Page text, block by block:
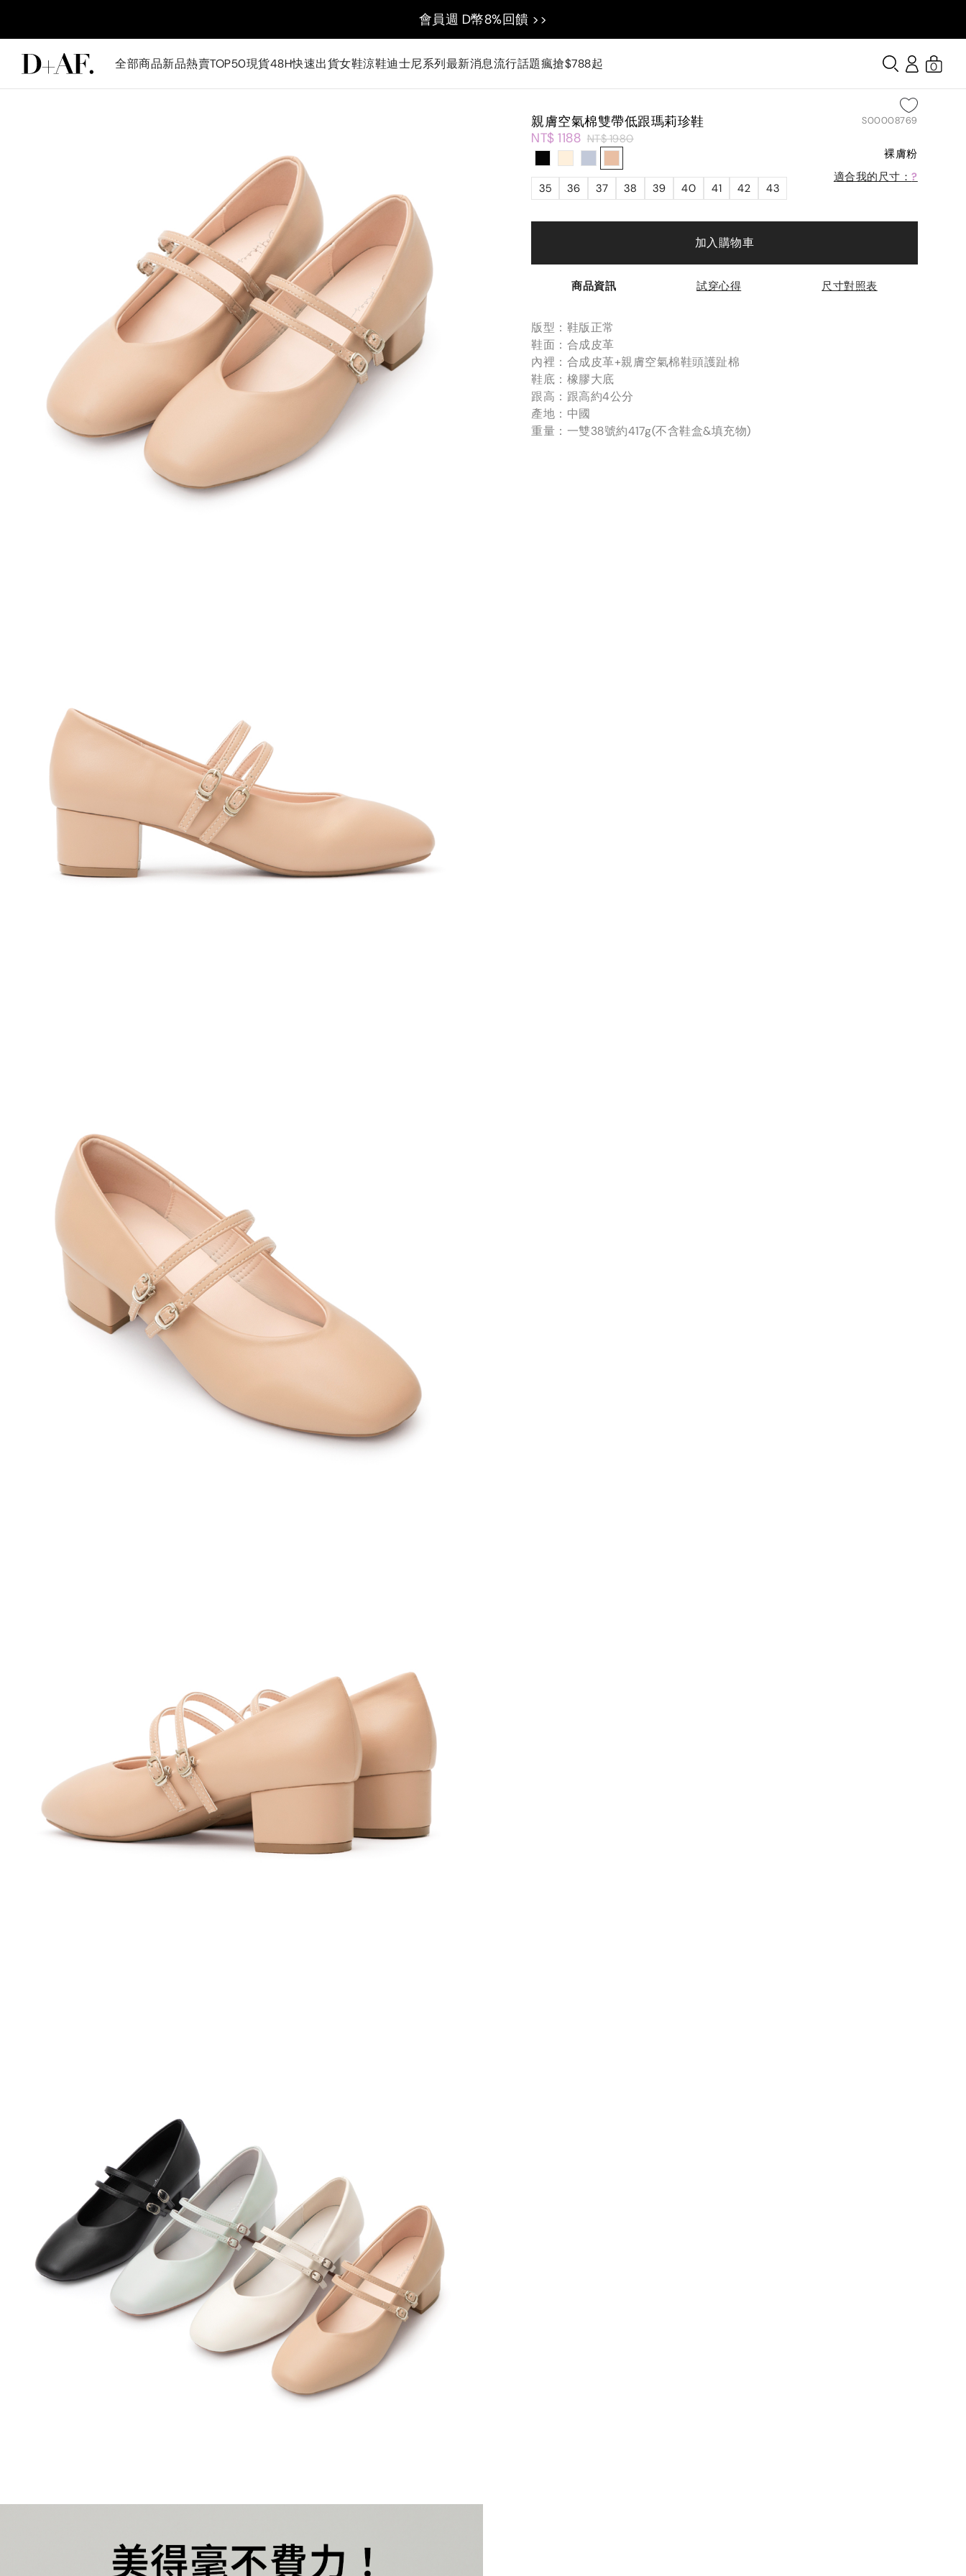
會員週 D幣8%回饋 >>
全部商品新品熱賣TOP50現貨48H快速出貨女鞋涼鞋迪士尼系列最新消息流行話題瘋搶$788起 0
親膚空氣棉雙帶低跟瑪莉珍鞋 S00008769
NT$ 1188 NT$ 1980
裸膚粉
35 36 37 38 39 40 41 42 43
適合我的尺寸：?
加入購物車
商品資訊 試穿心得 尺寸對照表
版型：鞋版正常
鞋面：合成皮革
內裡：合成皮革+親膚空氣棉鞋頭護趾棉
鞋底：橡膠大底
跟高：跟高約4公分
產地：中國
重量：一雙38號約417g(不含鞋盒&填充物)